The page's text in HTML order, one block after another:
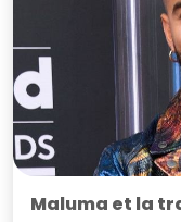
Maluma et la